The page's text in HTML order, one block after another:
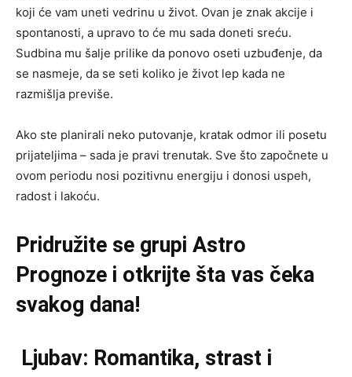
koji će vam uneti vedrinu u život. Ovan je znak akcije i
spontanosti, a upravo to će mu sada doneti sreću.
Sudbina mu šalje prilike da ponovo oseti uzbuđenje, da
se nasmeje, da se seti koliko je život lep kada ne
razmišlja previše.
Ako ste planirali neko putovanje, kratak odmor ili posetu
prijateljima – sada je pravi trenutak. Sve što započnete u
ovom periodu nosi pozitivnu energiju i donosi uspeh,
radost i lakoću.
Pridružite se grupi Astro
Prognoze i otkrijte šta vas čeka
svakog dana!
Ljubav: Romantika, strast i